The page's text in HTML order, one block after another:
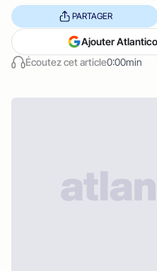
Écoutez cet article0:00min
PARTAGER
Ajouter